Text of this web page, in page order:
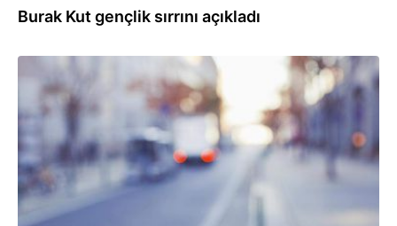
Burak Kut gençlik sırrını açıkladı
07.05.2021